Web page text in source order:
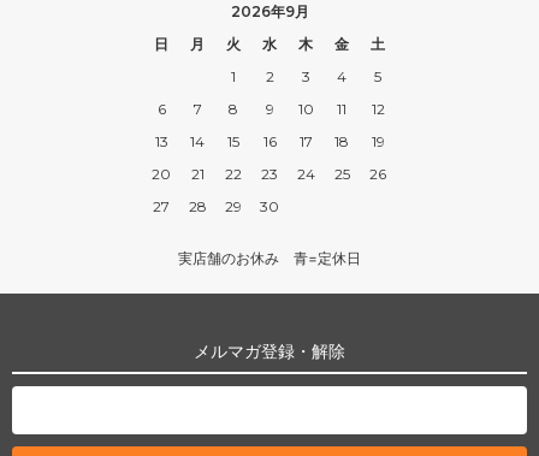
2026年9月
日
月 火 水 木 金
土
1
2 3 4
5
6
7 8 9 10 11
12
13
14 15 16 17 18
19
20
21 22 23 24 25
26
27
28 29 30
実店舗のお休み 青=定休日
メルマガ登録・解除